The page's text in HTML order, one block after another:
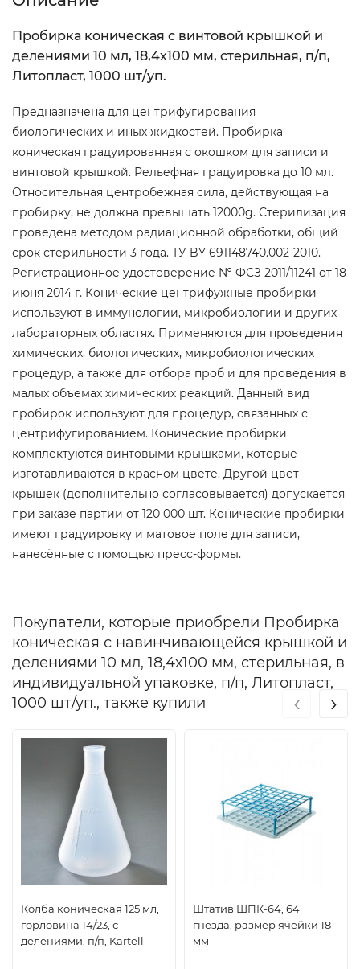
Пробирка коническая с винтовой крышкой и
делениями 10 мл, 18,4х100 мм, стерильная, п/п,
Литопласт, 1000 шт/уп.
Предназначена для центрифугирования
биологических и иных жидкостей. Пробирка
коническая градуированная с окошком для записи и
винтовой крышкой. Рельефная градуировка до 10 мл.
Относительная центробежная сила, действующая на
пробирку, не должна превышать 12000g. Стерилизация
проведена методом радиационной обработки, общий
срок стерильности 3 года. ТУ BY 691148740.002-2010.
Регистрационное удостоверение № ФСЗ 2011/11241 от 18
июня 2014 г. Конические центрифужные пробирки
используют в иммунологии, микробиологии и других
лабораторных областях. Применяются для проведения
химических, биологических, микробиологических
процедур, а также для отбора проб и для проведения в
малых объемах химических реакций. Данный вид
пробирок используют для процедур, связанных с
центрифугированием. Конические пробирки
комплектуются винтовыми крышками, которые
изготавливаются в красном цвете. Другой цвет
крышек (дополнительно согласовывается) допускается
при заказе партии от 120 000 шт. Конические пробирки
имеют градуировку и матовое поле для записи,
нанесённые с помощью пресс-формы.
Покупатели, которые приобрели Пробирка
коническая с навинчивающейся крышкой и
делениями 10 мл, 18,4х100 мм, стерильная, в
индивидуальной упаковке, п/п, Литопласт,
1000 шт/уп., также купили
Колба коническая 125 мл,
горловина 14/23, с
делениями, п/п, Kartell
Штатив ШПК-64, 64
гнезда, размер ячейки 18
мм
‹ ›